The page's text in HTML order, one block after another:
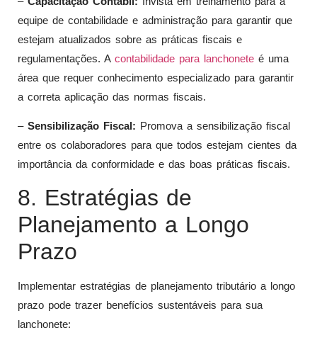
equipe de contabilidade e administração para garantir que
estejam atualizados sobre as práticas fiscais e
regulamentações. A contabilidade para lanchonete é uma
área que requer conhecimento especializado para garantir
a correta aplicação das normas fiscais.
– Sensibilização Fiscal: Promova a sensibilização fiscal
entre os colaboradores para que todos estejam cientes da
importância da conformidade e das boas práticas fiscais.
8. Estratégias de
Planejamento a Longo
Prazo
Implementar estratégias de planejamento tributário a longo
prazo pode trazer benefícios sustentáveis para sua
lanchonete: